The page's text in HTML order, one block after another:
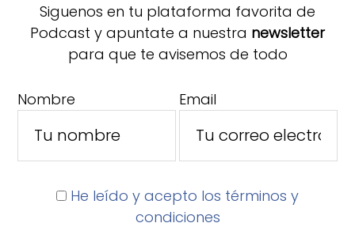
Siguenos en tu plataforma favorita de
Podcast y apuntate a nuestra newsletter
para que te avisemos de todo
Nombre Email
He leído y acepto los términos y
condiciones